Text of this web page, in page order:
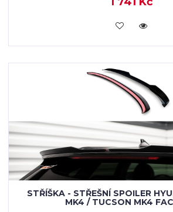
KOUPIT
STŘÍŠKA - STŘEŠNÍ SPOILER
MK4 / TUCSON MK4